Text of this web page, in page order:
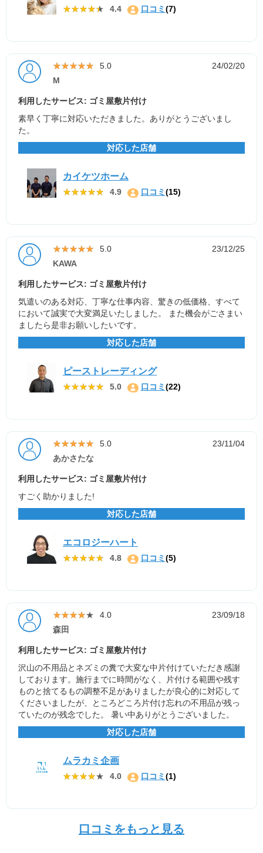
★★★★★
★★★★★ 4.4 口コミ(7)
★★★★★
★★★★★ 5.0
24/02/20
M
利用したサービス: ゴミ屋敷片付け
素早く丁寧に対応いただきました。ありがとうございまし
た。
対応した店舗
カイケツホーム
★★★★★
★★★★★ 4.9 口コミ(15)
★★★★★
★★★★★ 5.0
23/12/25
KAWA
利用したサービス: ゴミ屋敷片付け
気遣いのある対応、丁寧な仕事内容、驚きの低価格、すべて
において誠実で大変満足いたしました。 また機会がごさまい
ましたら是非お願いしたいです。
対応した店舗
ピーストレーディング
★★★★★
★★★★★ 5.0 口コミ(22)
★★★★★
★★★★★ 5.0
23/11/04
あかさたな
利用したサービス: ゴミ屋敷片付け
すごく助かりました!
対応した店舗
エコロジーハート
★★★★★
★★★★★ 4.8 口コミ(5)
★★★★★
★★★★★ 4.0
23/09/18
森田
利用したサービス: ゴミ屋敷片付け
沢山の不用品とネズミの糞で大変な中片付けていただき感謝
しております。施行までに時間がなく、片付ける範囲や残す
ものと捨てるもの調整不足がありましたが良心的に対応して
くださいましたが、ところどころ片付け忘れの不用品が残っ
ていたのが残念でした。 暑い中ありがとうございました。
対応した店舗
ムラカミ企画
★★★★★
★★★★★ 4.0 口コミ(1)
口コミをもっと見る